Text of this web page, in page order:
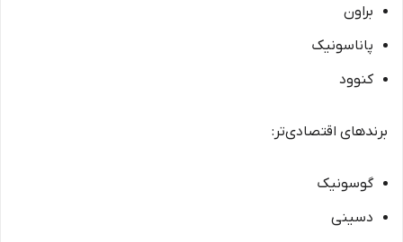
براون
پاناسونیک
کنوود
برندهای اقتصادی‌تر:
گوسونیک
دسینی